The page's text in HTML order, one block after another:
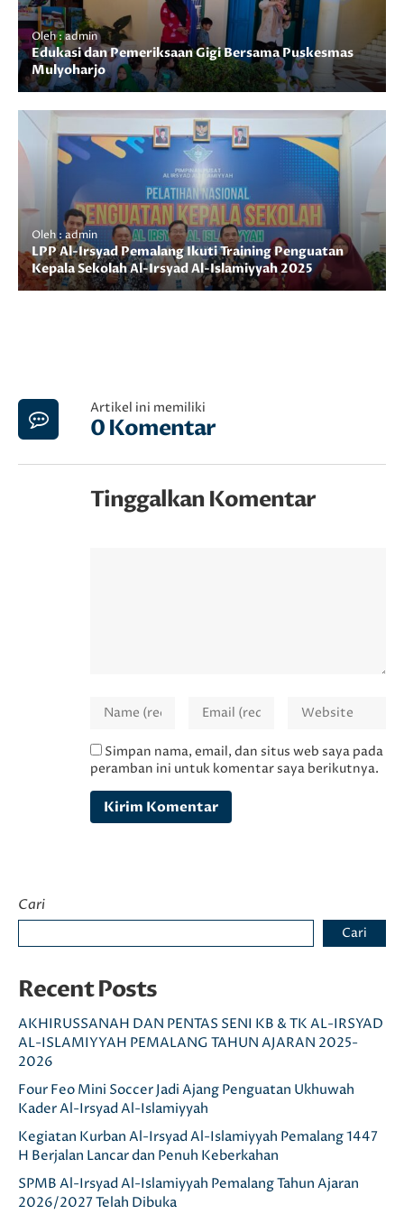
Oleh : admin
Edukasi dan Pemeriksaan Gigi Bersama Puskesmas
Mulyoharjo
Oleh : admin
LPP Al-Irsyad Pemalang Ikuti Training Penguatan
Kepala Sekolah Al-Irsyad Al-Islamiyyah 2025
Artikel ini memiliki
0 Komentar
Tinggalkan Komentar
Simpan nama, email, dan situs web saya pada
peramban ini untuk komentar saya berikutnya.
Cari
Cari
Recent Posts
AKHIRUSSANAH DAN PENTAS SENI KB & TK AL-IRSYAD
AL-ISLAMIYYAH PEMALANG TAHUN AJARAN 2025-
2026
Four Feo Mini Soccer Jadi Ajang Penguatan Ukhuwah
Kader Al-Irsyad Al-Islamiyyah
Kegiatan Kurban Al-Irsyad Al-Islamiyyah Pemalang 1447
H Berjalan Lancar dan Penuh Keberkahan
SPMB Al-Irsyad Al-Islamiyyah Pemalang Tahun Ajaran
2026/2027 Telah Dibuka